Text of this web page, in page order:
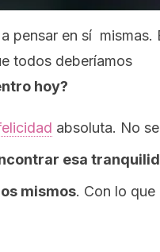
pensar en sí mismas.
todos deberíamos
hoy?
absoluta. No se
esa
mismos. Con lo que